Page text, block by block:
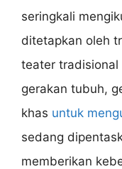
seringkali
ditetapkan oleh
teater tradisional
gerakan tubuh,
khas untuk
sedang
memberikan